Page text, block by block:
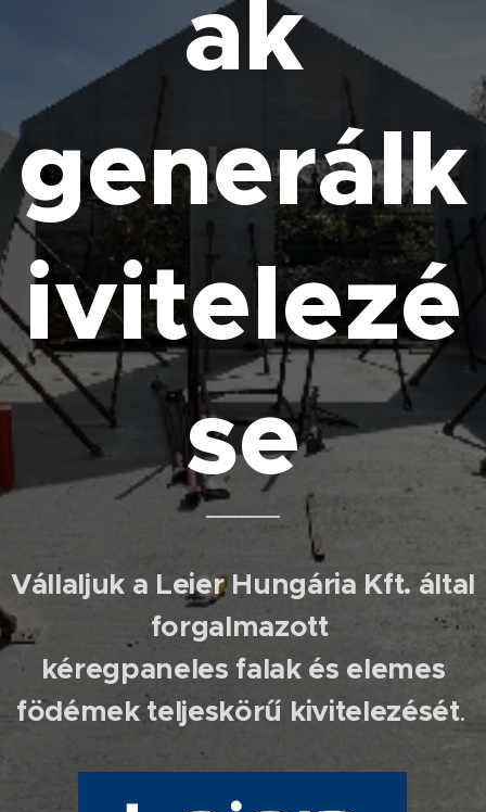
ak
generálk
ivitelezé
se
Vállaljuk a Leier Hungária Kft. által
forgalmazott
kéregpaneles falak és elemes
födémek teljeskörű kivitelezését.